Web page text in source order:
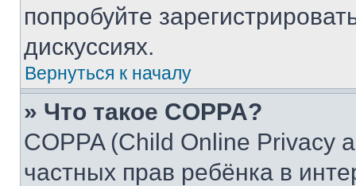
попробуйте
дискуссиях.
Вернуться к началу
» Что такое COPPA?
COPPA (Child Online Privacy
частных прав ребёнка в